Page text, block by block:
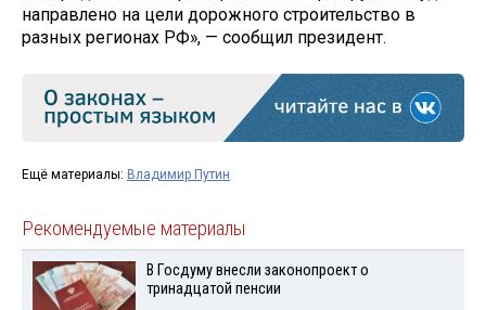
направлено на цели дорожного строительство в
разных регионах РФ», — сообщил президент.
Ещё материалы: Владимир Путин
Рекомендуемые материалы
В Госдуму внесли законопроект о
тринадцатой пенсии